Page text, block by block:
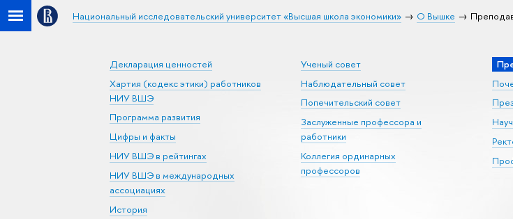
Национальный исследовательский университет «Высшая школа экономики» О Вышке
Декларация ценностей
Хартия (кодекс этики) работников
НИУ ВШЭ
Программа развития
Цифры и факты
НИУ ВШЭ в рейтингах
НИУ ВШЭ в международных
ассоциациях
История
Ученый совет
Наблюдательный совет
Попечительский совет
Заслуженные профессора и
работники
Коллегия ординарных
профессоров